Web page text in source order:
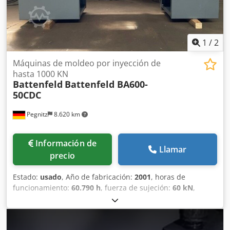
1 /2
Pegnitz 8.620 km
Máquinas de moldeo por inyección de
hasta 1000 KN
Battenfeld Battenfeld BA600-
50CDC
Información de
precio
Llamar
Estado: usado, Año de fabricación: 2001, horas de
funcionamiento: 60.790 h, fuerza de sujeción: 60 kN,
volumen de desplazamiento:224 cm³
inyección:2.224 bar, peso total:3.350 kg, diámetro del
, Altura mínima de